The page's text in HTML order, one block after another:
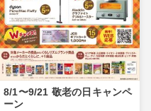
8/1〜9/21 敬老の日キャンペ
ーン